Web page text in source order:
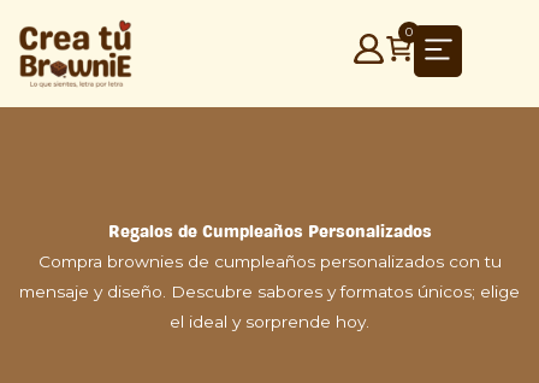
Ir
0
Regalos de Cumpleaños Personalizados
Compra brownies de cumpleaños personalizados con tu
mensaje y diseño. Descubre sabores y formatos únicos; elige
el ideal y sorprende hoy.